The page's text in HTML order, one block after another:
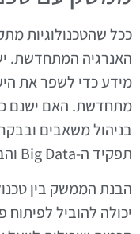
ככל שהטכנולוגיות
האנרגיה המתחדשת.
מידע כדי לשפר את
מתחדשת. האם ישנם
בניהול משאבים
תפקיד ה-Big Data והבינה המלאכותית בתחום זה?
הבנת הממשק בין
יכולה להוביל לפיתוח